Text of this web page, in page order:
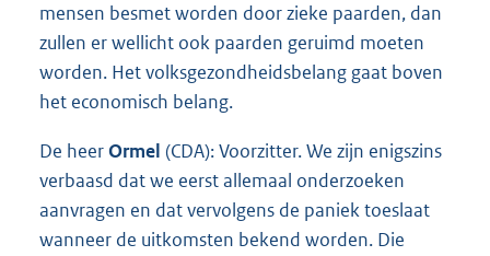
mensen besmet worden door zieke paarden, dan
zullen er wellicht ook paarden geruimd moeten
worden. Het volksgezondheidsbelang gaat boven
het economisch belang.
De heerOrmel (CDA): Voorzitter. We zijn enigszins
verbaasd dat we eerst allemaal onderzoeken
aanvragen en dat vervolgens de paniek toeslaat
wanneer de uitkomsten bekend worden. Die